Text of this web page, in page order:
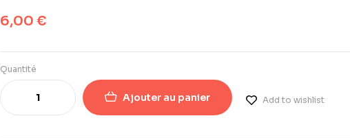
6,00 €
Quantité
Ajouter au panier Add to wishlist